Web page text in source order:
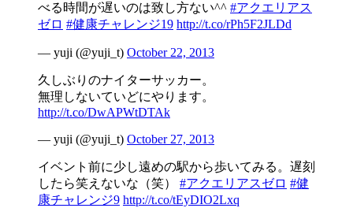
べる時間が遅いのは致し方ない^^ #アクエリアス
ゼロ #健康チャレンジ19 http://t.co/rPh5F2JLDd
— yuji (@yuji_t) October 22, 2013
久しぶりのナイターサッカー。
無理しないていどにやります。
http://t.co/DwAPWtDTAk
— yuji (@yuji_t) October 27, 2013
イベント前に少し遠めの駅から歩いてみる。遅刻
したら笑えないな（笑） #アクエリアスゼロ #健
康チャレンジ9 http://t.co/tEyDIO2Lxq